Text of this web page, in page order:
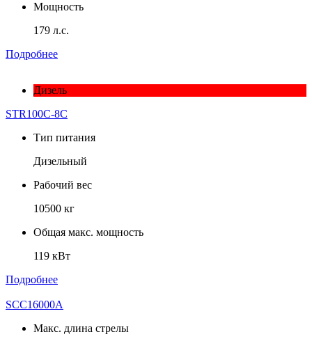
Мощность
179 л.с.
Подробнее
Дизель
STR100C-8C
Тип питания
Дизельный
Рабочий вес
10500 кг
Общая макс. мощность
119 кВт
Подробнее
SCC16000A
Макс. длина стрелы